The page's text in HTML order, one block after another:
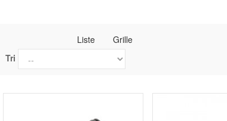
Liste
Grille
Tri